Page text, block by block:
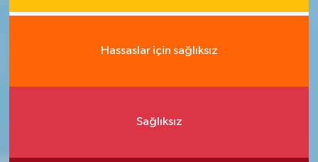
Hassaslar için sağlıksız
Sağlıksız